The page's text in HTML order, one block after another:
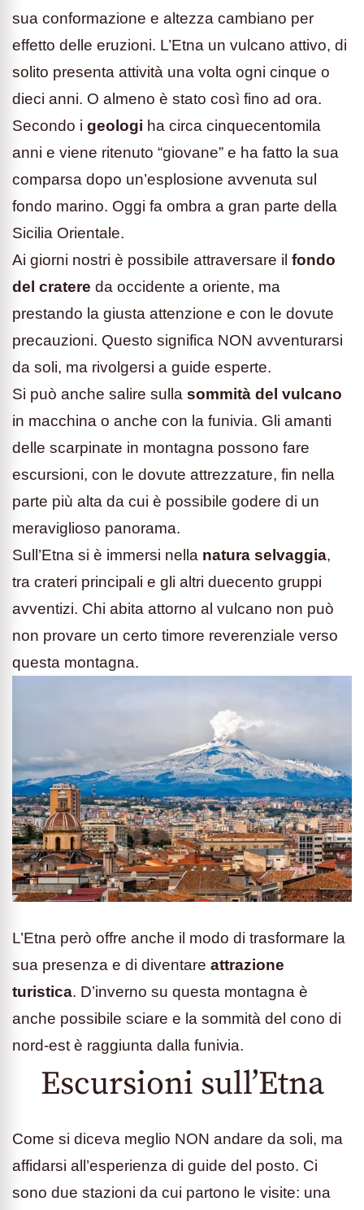
sua conformazione e altezza cambiano per
effetto delle eruzioni. L’Etna un vulcano attivo, di
solito presenta attività una volta ogni cinque o
dieci anni. O almeno è stato così fino ad ora.
Secondo i geologi ha circa cinquecentomila
anni e viene ritenuto “giovane” e ha fatto la sua
comparsa dopo un’esplosione avvenuta sul
fondo marino. Oggi fa ombra a gran parte della
Sicilia Orientale.
Ai giorni nostri è possibile attraversare il fondo
del cratere da occidente a oriente, ma
prestando la giusta attenzione e con le dovute
precauzioni. Questo significa NON avventurarsi
da soli, ma rivolgersi a guide esperte.
Si può anche salire sulla sommità del vulcano
in macchina o anche con la funivia. Gli amanti
delle scarpinate in montagna possono fare
escursioni, con le dovute attrezzature, fin nella
parte più alta da cui è possibile godere di un
meraviglioso panorama.
Sull’Etna si è immersi nella natura selvaggia,
tra crateri principali e gli altri duecento gruppi
avventizi. Chi abita attorno al vulcano non può
non provare un certo timore reverenziale verso
questa montagna.
L’Etna però offre anche il modo di trasformare la
sua presenza e di diventare attrazione
turistica. D’inverno su questa montagna è
anche possibile sciare e la sommità del cono di
nord-est è raggiunta dalla funivia.
Escursioni sull’Etna
Come si diceva meglio NON andare da soli, ma
affidarsi all’esperienza di guide del posto. Ci
sono due stazioni da cui partono le visite: una